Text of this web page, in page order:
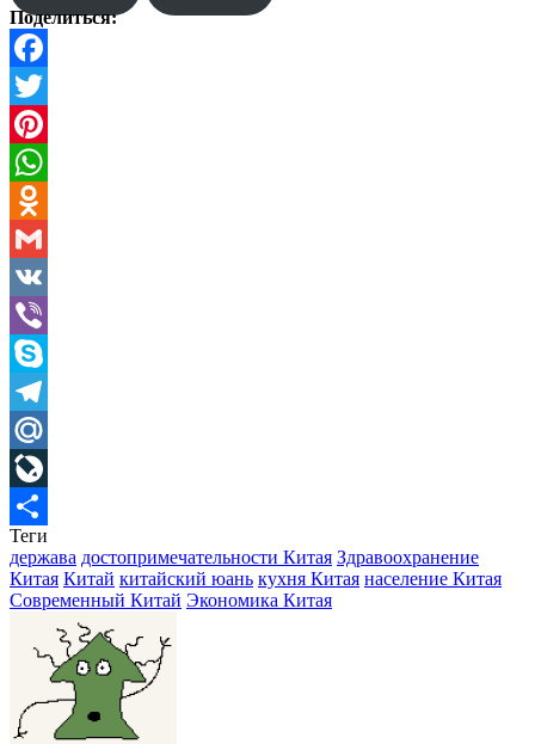
Поделиться:
Facebook
Twitter
Pinterest
WhatsApp
Odnoklassniki
Gmail
VK
Viber
Skype
Telegram
Mail.Ru
LiveJournal
Отправить
Теги
держава достопримечательности Китая Здравоохранение
Китая Китай китайский юань кухня Китая население Китая
Современный Китай Экономика Китая